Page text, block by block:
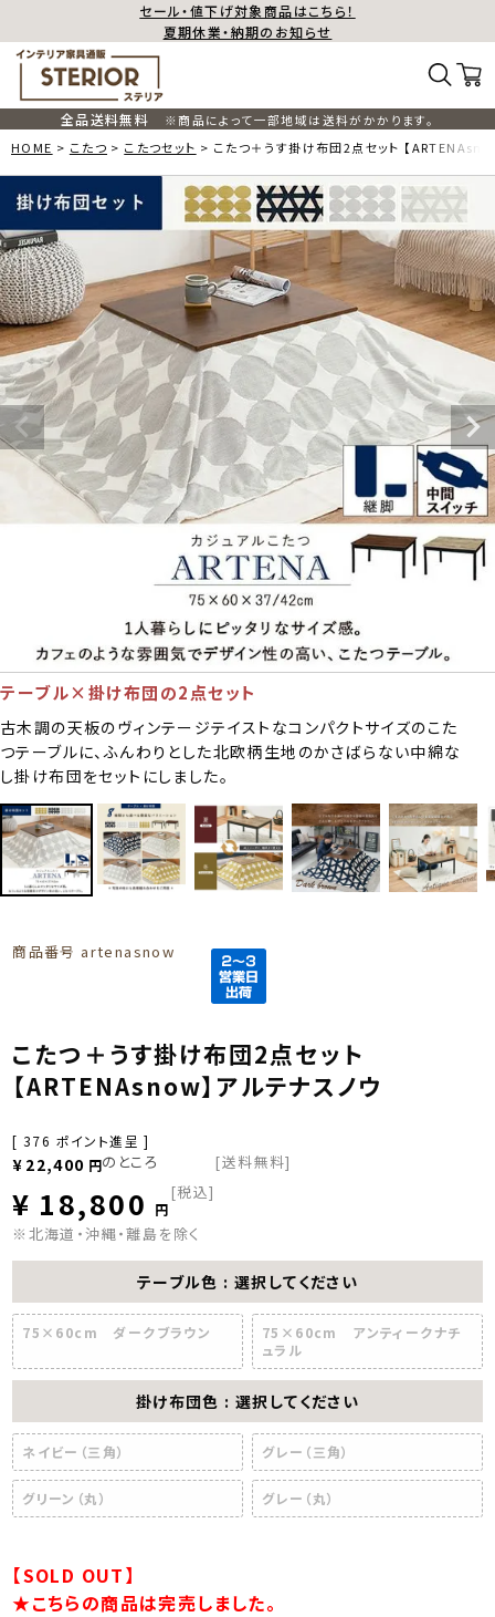
セール・値下げ対象商品はこちら！
夏期休業・納期のお知らせ
全品送料無料
※商品によって一部地域は送料がかかります。
HOME
こたつ こたつセット こたつ＋うす掛け布団2点セット 【
テーブル×掛け布団の2点セット
古木調の天板のヴィンテージテイストなコンパクトサイズのこた
つテーブルに、ふんわりとした北欧柄生地のかさばらない中綿な
し掛け布団をセットにしました。
商品番号 artenasnow
こたつ＋うす掛け布団2点セット
【ARTENAsnow】アルテナスノウ
[ 376 ポイント進呈 ]
¥ 22,400 のところ
¥ 18,800 税込
[送料無料]
※北海道・沖縄・離島を除く
テーブル色 選択してください
75×60cm ダークブラウン
75×60cm アンティークナチ
ュラル
掛け布団色 選択してください
ネイビー（三角） グレー（三角）
グリーン（丸） グレー（丸）
【SOLD OUT】
★こちらの商品は完売しました。